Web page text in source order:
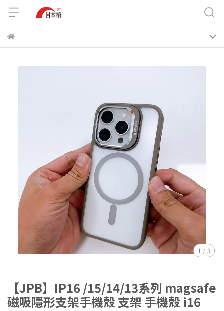
1 /3
【JPB】IP16 /15/14/13系列 magsafe
磁吸隱形支架手機殼 支架 手機殼 i16